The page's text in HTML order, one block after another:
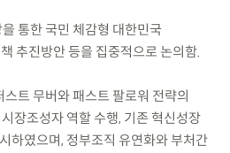
통한 국민 체감형 대한민국
추진방안 등을 집중적으로 논의함.
트 무버와 패스트 팔로워 전략의
장조성자 역할 수행, 기존 혁신성장
하였으며, 정부조직 유연화와 부처간